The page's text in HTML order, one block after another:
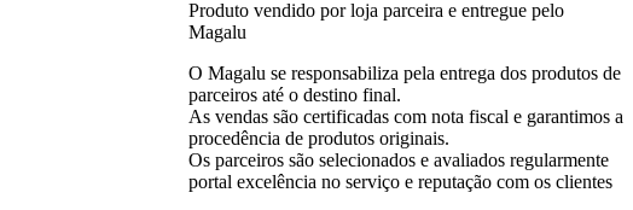
Produto vendido por loja parceira e entregue pelo
Magalu
O Magalu se responsabiliza pela entrega dos produtos de
parceiros até o destino final.
As vendas são certificadas com nota fiscal e garantimos a
procedência de produtos originais.
Os parceiros são selecionados e avaliados regularmente
portal excelência no serviço e reputação com os clientes